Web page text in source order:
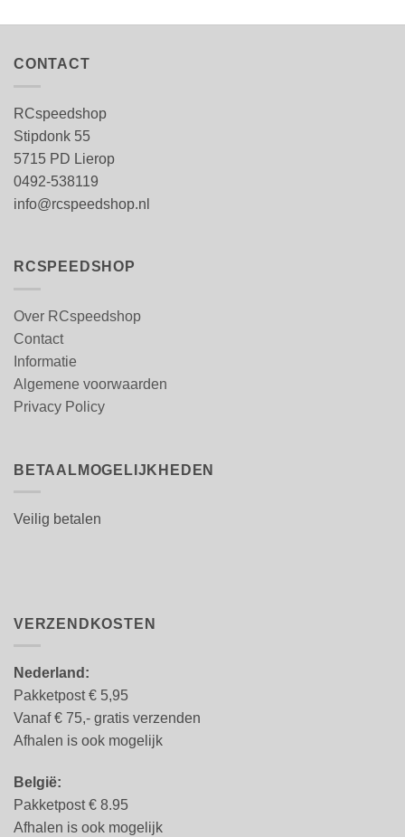
CONTACT
RCspeedshop
Stipdonk 55
5715 PD Lierop
0492-538119
info@rcspeedshop.nl
RCSPEEDSHOP
Over RCspeedshop
Contact
Informatie
Algemene voorwaarden
Privacy Policy
BETAALMOGELIJKHEDEN
Veilig betalen
VERZENDKOSTEN
Nederland:
Pakketpost € 5,95
Vanaf € 75,- gratis verzenden
Afhalen is ook mogelijk
België:
Pakketpost € 8.95
Afhalen is ook mogelijk